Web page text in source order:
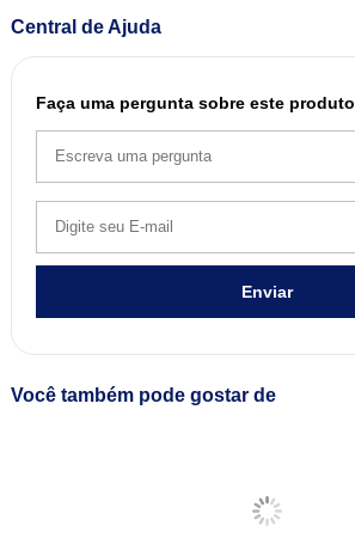
Central de Ajuda
Faça uma pergunta sobre este produto
Enviar
Você também pode gostar de